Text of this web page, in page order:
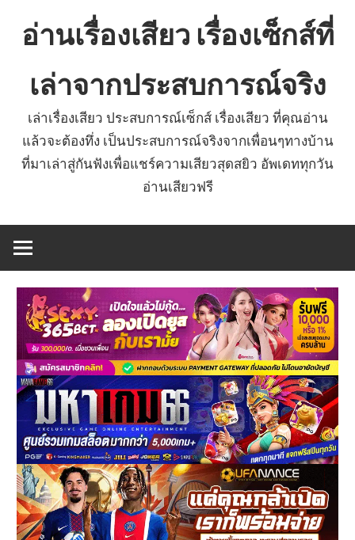
อ่านเรื่องเสียว เรื่องเซ็กส์ที่
เล่าจากประสบการณ์จริง
เล่าเรื่องเสียว ประสบการณ์เซ็กส์ เรื่องเสียว ที่คุณอ่าน
แล้วจะต้องทึ่ง เป็นประสบการณ์จริงจากเพื่อนๆทางบ้าน
ที่มาเล่าสู่กันฟังเพื่อแชร์ความเสียวสุดสยิว อัพเดททุกวัน
อ่านเสียวฟรี